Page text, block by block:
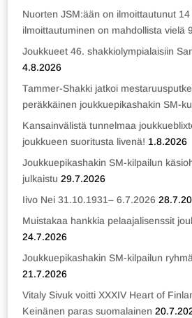
Nuorten JSM:ään on ilmoittautunut
ilmoittautuminen on mahdollista vielä
Joukkueet 46. shakkiolympialaisiin
4.8.2026
Tammer-Shakki jatkoi
peräkkäinen joukkuepikashakin SM-
Kansainvälistä tunnelmaa
joukkueen suoritusta livenä! 1.8.2026
Joukkuepikashakin SM-kilpailun
julkaistu 29.7.2026
Iivo Nei 31.10.1931– 6.7.2026
Muistakaa hankkia pelaajalisenssit
24.7.2026
Joukkuepikashakin SM-kilpailun
21.7.2026
Vitaly Sivuk voitti XXXIV Heart of
Keinänen paras suomalainen